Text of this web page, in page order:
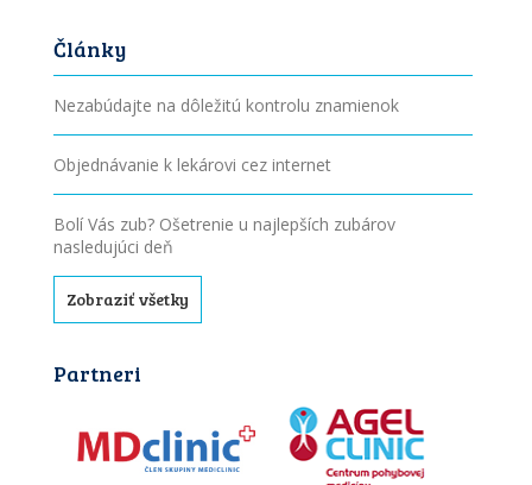
Články
Nezabúdajte na dôležitú kontrolu znamienok
Objednávanie k lekárovi cez internet
Bolí Vás zub? Ošetrenie u najlepších zubárov
nasledujúci deň
Zobraziť všetky
Partneri